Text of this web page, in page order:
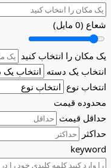
شعاع (0 مایل)
یک مکان را انتخاب کنید
انتخاب یک دسته
انتخاب نوع
محدوده قیمت
حداقل قیمت
حداکثر
keyword